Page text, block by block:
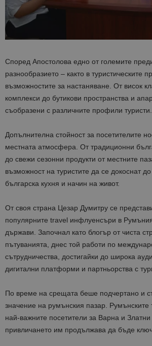
Според Апостолова едно от големите
разнообразието – както в туристическите
възможностите за настаняване. От висок
комплекси до бутикови пространства и
съобразени с различните профили туристи.
Допълнителна стойност за посетителите
местната атмосфера. От традиционни
до свежи сезонни продукти от местните
възможност на туристите да се докоснат
българска кухня и начин на живот.
От своя страна Цезар Думитру се
популярните travel инфлуенсъри в
държави. Започнал като блогър от чиста
пътуванията, днес той работи по
сътрудничества, достигайки до широка
дигитални платформи и партньорства с
По време на срещата беше подчертано и
значение на румънския пазар. Румънските
най-важните посетители за Варна и
привличането им продължава да бъде